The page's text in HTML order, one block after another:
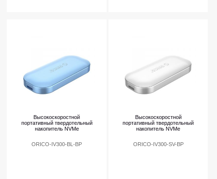
Высокоскоростной
портативный твердотельный
накопитель NVMe
ORICO-IV300-BL-BP
Высокоскоростной
портативный твердотельный
накопитель NVMe
ORICO-IV300-SV-BP